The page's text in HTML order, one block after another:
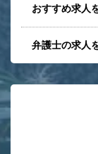
おすすめ求人
弁護士の求人